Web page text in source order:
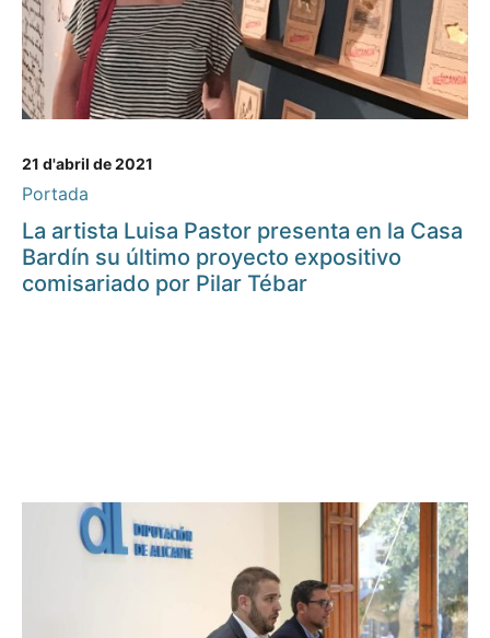
21 d'abril de 2021
Portada
La artista Luisa Pastor presenta en la Casa
Bardín su último proyecto expositivo
comisariado por Pilar Tébar